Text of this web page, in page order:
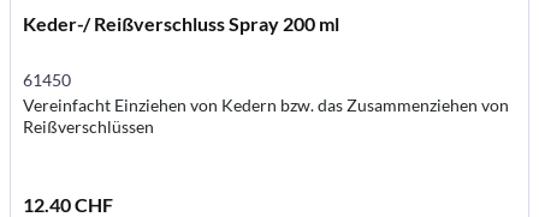
Keder-/ Reißverschluss Spray 200 ml
61450
Vereinfacht Einziehen von Kedern bzw. das Zusammenziehen von
Reißverschlüssen
12.40 CHF